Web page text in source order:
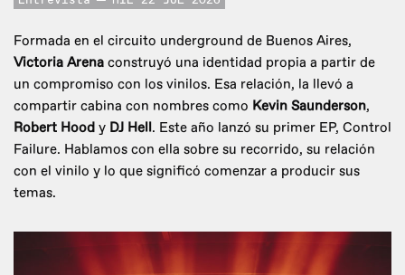
Formada en el circuito underground de Buenos Aires,
Victoria Arena construyó una identidad propia a partir de
un compromiso con los vinilos. Esa relación, la llevó a
compartir cabina con nombres como Kevin Saunderson,
Robert Hood y DJ Hell. Este año lanzó su primer EP, Control
Failure. Hablamos con ella sobre su recorrido, su relación
con el vinilo y lo que significó comenzar a producir sus
temas.